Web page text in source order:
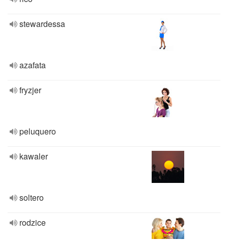
stewardessa
azafata
fryzjer
peluquero
kawaler
soltero
rodzice